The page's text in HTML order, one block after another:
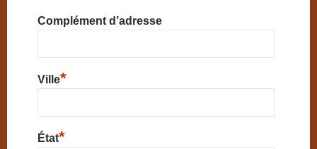
Complément d’adresse
Ville*
État*